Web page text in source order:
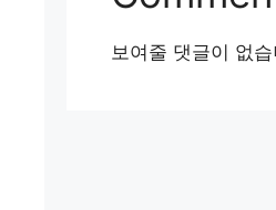
보여줄 댓글이 없